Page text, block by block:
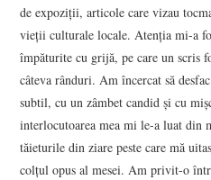
de expoziţii, articole care vizau
vieţii culturale locale. Atenţia mi-a
împăturite cu grijă, pe care un scris
câteva rânduri. Am încercat să
subtil, cu un zâmbet candid şi cu
interlocutoarea mea mi le-a luat din
tăieturile din ziare peste care mă
colţul opus al mesei. Am privit-o